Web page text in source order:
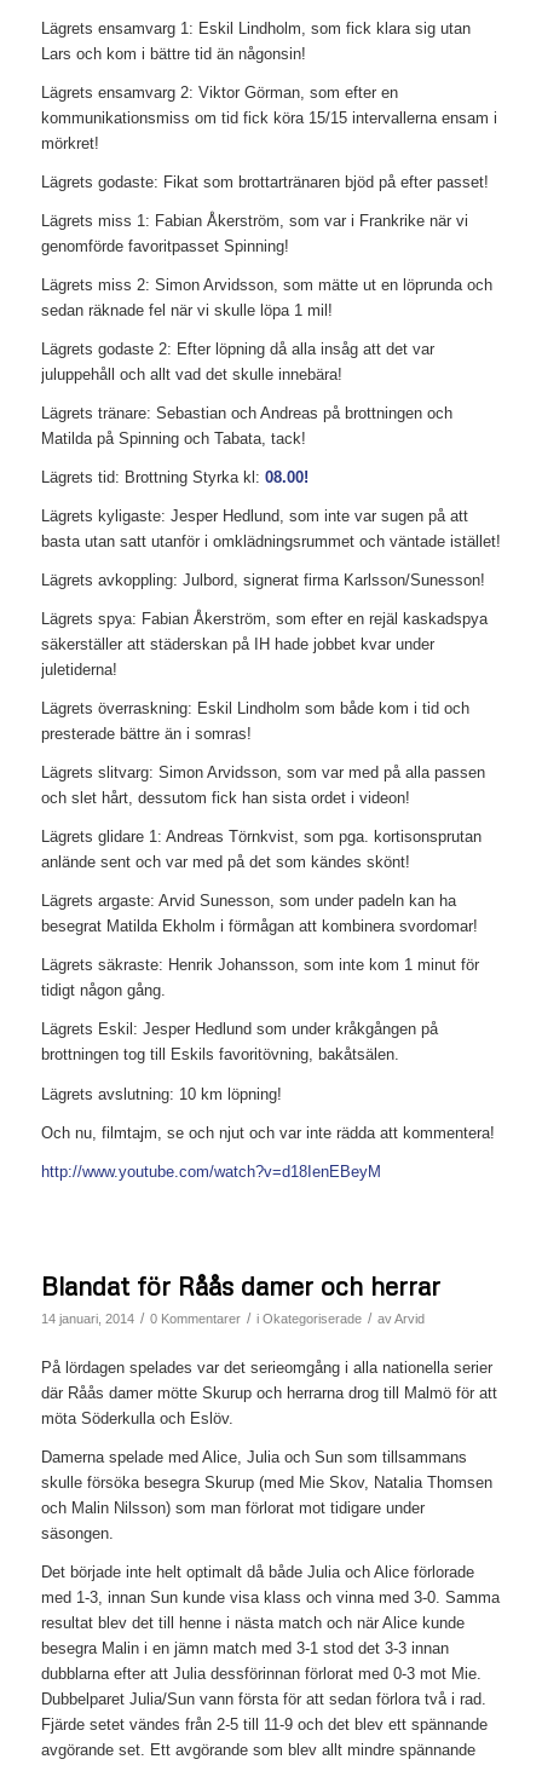
Lägrets ensamvarg 1: Eskil Lindholm, som fick klara sig utan
Lars och kom i bättre tid än någonsin!
Lägrets ensamvarg 2: Viktor Görman, som efter en
kommunikationsmiss om tid fick köra 15/15 intervallerna ensam i
mörkret!
Lägrets godaste: Fikat som brottartränaren bjöd på efter passet!
Lägrets miss 1: Fabian Åkerström, som var i Frankrike när vi
genomförde favoritpasset Spinning!
Lägrets miss 2: Simon Arvidsson, som mätte ut en löprunda och
sedan räknade fel när vi skulle löpa 1 mil!
Lägrets godaste 2: Efter löpning då alla insåg att det var
juluppehåll och allt vad det skulle innebära!
Lägrets tränare: Sebastian och Andreas på brottningen och
Matilda på Spinning och Tabata, tack!
Lägrets tid: Brottning Styrka kl: 08.00!
Lägrets kyligaste: Jesper Hedlund, som inte var sugen på att
basta utan satt utanför i omklädningsrummet och väntade istället!
Lägrets avkoppling: Julbord, signerat firma Karlsson/Sunesson!
Lägrets spya: Fabian Åkerström, som efter en rejäl kaskadspya
säkerställer att städerskan på IH hade jobbet kvar under
juletiderna!
Lägrets överraskning: Eskil Lindholm som både kom i tid och
presterade bättre än i somras!
Lägrets slitvarg: Simon Arvidsson, som var med på alla passen
och slet hårt, dessutom fick han sista ordet i videon!
Lägrets glidare 1: Andreas Törnkvist, som pga. kortisonsprutan
anlände sent och var med på det som kändes skönt!
Lägrets argaste: Arvid Sunesson, som under padeln kan ha
besegrat Matilda Ekholm i förmågan att kombinera svordomar!
Lägrets säkraste: Henrik Johansson, som inte kom 1 minut för
tidigt någon gång.
Lägrets Eskil: Jesper Hedlund som under kråkgången på
brottningen tog till Eskils favoritövning, bakåtsälen.
Lägrets avslutning: 10 km löpning!
Och nu, filmtajm, se och njut och var inte rädda att kommentera!
http://www.youtube.com/watch?v=d18IenEBeyM
Blandat för Råås damer och herrar
14 januari, 2014 / 0 Kommentarer / i Okategoriserade / avArvid
På lördagen spelades var det serieomgång i alla nationella serier
där Råås damer mötte Skurup och herrarna drog till Malmö för att
möta Söderkulla och Eslöv.
Damerna spelade med Alice, Julia och Sun som tillsammans
skulle försöka besegra Skurup (med Mie Skov, Natalia Thomsen
och Malin Nilsson) som man förlorat mot tidigare under
säsongen.
Det började inte helt optimalt då både Julia och Alice förlorade
med 1-3, innan Sun kunde visa klass och vinna med 3-0. Samma
resultat blev det till henne i nästa match och när Alice kunde
besegra Malin i en jämn match med 3-1 stod det 3-3 innan
dubblarna efter att Julia dessförinnan förlorat med 0-3 mot Mie.
Dubbelparet Julia/Sun vann första för att sedan förlora två i rad.
Fjärde setet vändes från 2-5 till 11-9 och det blev ett spännande
avgörande set. Ett avgörande som blev allt mindre spännande